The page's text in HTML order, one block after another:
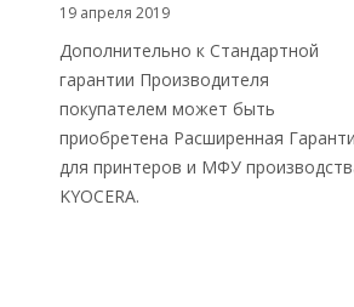
19 апреля 2019
Дополнительно к Стандартной
гарантии Производителя
покупателем может быть
приобретена Расширенная
для принтеров и МФУ
KYOCERA.